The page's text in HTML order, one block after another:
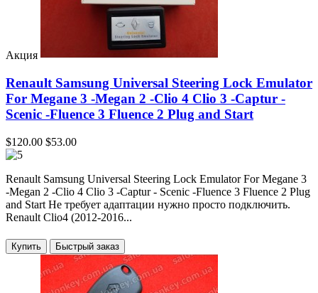
Акция
Renault Samsung Universal Steering Lock Emulator
For Megane 3 -Megan 2 -Clio 4 Clio 3 -Captur -
Scenic -Fluence 3 Fluence 2 Plug and Start
$120.00 $53.00
Renault Samsung Universal Steering Lock Emulator For Megane 3
-Megan 2 -Clio 4 Clio 3 -Captur - Scenic -Fluence 3 Fluence 2 Plug
and Start Не требует адаптации нужно просто подключить.
Renault Clio4 (2012-2016...
Купить